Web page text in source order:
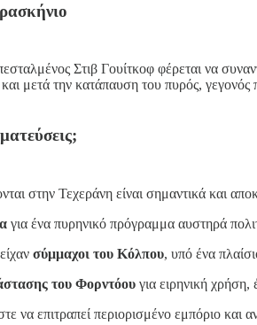
Στιβ Γουίτκοφ φέρεται να
μετά την κατάπαυση του πυρός,
στην Τεχεράνη είναι σημαντικά και
για ένα πυρηνικό πρόγραμμα αυστηρά
σύμμαχοι του Κόλπου, υπό ένα
του Φορντόου για ειρηνική
να επιτραπεί περιορισμένο εμπόριο και